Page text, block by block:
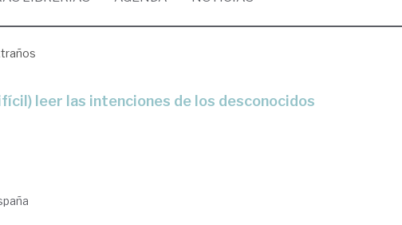
leer las intenciones de los desconocidos